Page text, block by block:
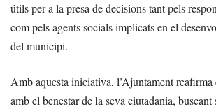
útils per a la presa de decisions tant pels
com pels agents socials implicats en el
del municipi.
Amb aquesta iniciativa, l’Ajuntament
amb el benestar de la seva ciutadania,